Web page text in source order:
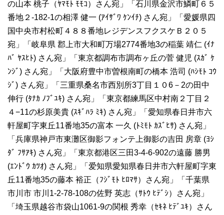
の山本 桃子（ﾔﾏﾓﾄ ﾓﾓｺ）さん宛」「石川県金沢市鱗町６５
番地２-182-1の相澤 健一 (ｱｲｻﾞﾜ ｹﾝｲﾁ) さん宛」「愛媛県四
国中央市村松町４８８番地レジデンスフクスケＢ２０５
宛」「岐阜県 郡上市大和町万場2774番地3の稲葉 靖仁 (ｲﾅ
ﾊﾞ ﾔｽﾋﾄ) さん宛」「東京都調布市調布ヶ丘の菅 健児 (ｽｶﾞ ｹ
ﾝｼﾞ) さん宛」「大阪府豊中市曽根南町の橋本 浩司 (ﾊｼﾓﾄ ｺｳ
ｼﾞ) さん宛」「三重県桑名市西別所3丁目１０6－2の田中
伸行 (ﾀﾅｶ ﾉﾌﾞﾕｷ) さん宛」「東京都練馬区中村南２丁目２
４−11の杉原美貴 (ｽｷﾞﾊﾗ ﾐｷ) さん宛」「愛知県春日井市六
軒屋町字東丘11番地35の富本 一久 (ﾄﾐﾓﾄ ｶｽﾞﾋｻ) さん宛」
「兵庫県神戸市東灘区御影フォンテ上御影の吉田 房章 (ﾖｼ
ﾀﾞ ﾌｻｱｷ) さん宛」「東京都港区三田3-4-6-902の遠藤 勝男
(ｴﾝﾄﾞｳ ｶﾂｵ) さん宛」「爱知県愛知県春日井市六軒屋町字東
丘11番地35の藤本 裕正（ﾌｼﾞﾓﾄ ﾋﾛﾏｻ）さん宛」「千葉県
市川市 市川1-2-78-108の佐野 英志（ｻﾄｳ ﾋﾃﾞｼ）さん宛」
「埼玉県越谷市袋山1061-9の関根 秀幸（ｾｷﾈ ﾋﾃﾞﾕｷ）さん